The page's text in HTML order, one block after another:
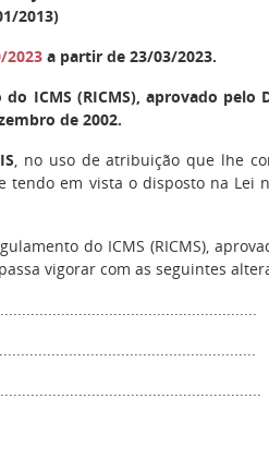
2013)
2023a partir de 23/03/2023.
ICMS (RICMS), aprovado pelo
de 2002.
, no uso de atribuição que lhe
tendo em vista o disposto na Lei
do ICMS (RICMS),
vigorar com as seguintes